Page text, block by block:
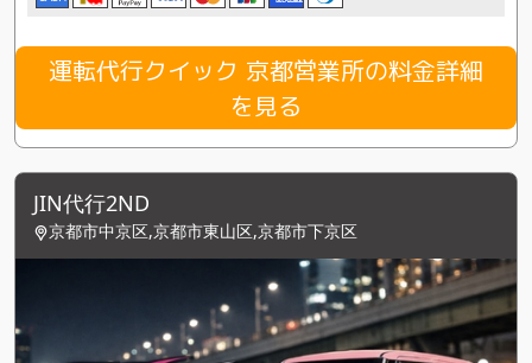
運転代行クイック 京都営業所の料金詳細
を見る
JIN代行2ND
京都市中京区,京都市東山区,京都市下京区